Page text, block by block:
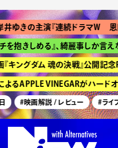
きの主演『連続ドラマＷ 恩
抱きしめる』、綺麗事しか言え
ングダム 魂の決戦』公開記念
るAPPLE VINEGARがハードオ
#映画解説 / レビュー #ライブ